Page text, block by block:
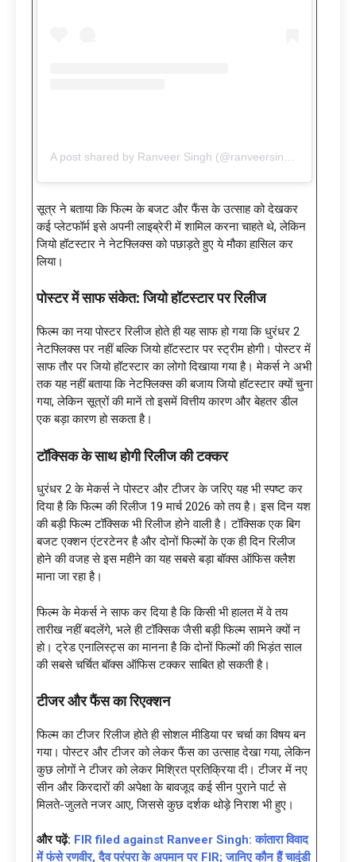
A post shared by Ranveer Singh (@ranveersingh)
सूत्र ने बताया कि फिल्म के बजट और फैंस के उत्साह को देखकर
कई प्लेटफॉर्म इसे अपनी लाइब्रेरी में शामिल करना चाहते थे, लेकिन
जियो हॉटस्टार ने नेटफ्लिक्स को पछाड़ते हुए ये मौका हासिल कर
लिया।
पोस्टर में साफ संकेत: जियो हॉटस्टार पर रिलीज
फिल्म का नया पोस्टर रिलीज होते ही यह साफ हो गया कि धुरंधर 2
नेटफ्लिक्स पर नहीं बल्कि जियो हॉटस्टार पर स्ट्रीम होगी। पोस्टर में
साफ तौर पर जियो हॉटस्टार का लोगो दिखाया गया है। मेकर्स ने अभी
तक यह नहीं बताया कि नेटफ्लिक्स की बजाय जियो हॉटस्टार क्यों चुना
गया, लेकिन सूत्रों की मानें तो इसमें वित्तीय कारण और बेहतर डील
एक बड़ा कारण हो सकता है।
टॉक्सिक के साथ होगी रिलीज की टक्कर
धुरंधर 2 के मेकर्स ने पोस्टर और टीजर के जरिए यह भी स्पष्ट कर
दिया है कि फिल्म की रिलीज 19 मार्च 2026 को तय है। इस दिन यश
की बड़ी फिल्म टॉक्सिक भी रिलीज होने वाली है। टॉक्सिक एक बिग
बजट एक्शन एंटरटेनर है और दोनों फिल्मों के एक ही दिन रिलीज
होने की वजह से इस महीने का यह सबसे बड़ा बॉक्स ऑफिस क्लैश
माना जा रहा है।
फिल्म के मेकर्स ने साफ कर दिया है कि किसी भी हालत में वे तय
तारीख नहीं बदलेंगे, भले ही टॉक्सिक जैसी बड़ी फिल्म सामने क्यों न
हो। ट्रेड एनालिस्ट्स का मानना है कि दोनों फिल्मों की भिड़ंत साल
की सबसे चर्चित बॉक्स ऑफिस टक्कर साबित हो सकती है।
टीजर और फैंस का रिएक्शन
फिल्म का टीजर रिलीज होते ही सोशल मीडिया पर चर्चा का विषय बन
गया। पोस्टर और टीजर को लेकर फैंस का उत्साह देखा गया, लेकिन
कुछ लोगों ने टीजर को लेकर मिश्रित प्रतिक्रिया दी। टीजर में नए
सीन और किरदारों की अपेक्षा के बावजूद कई सीन पुराने पार्ट से
मिलते-जुलते नजर आए, जिससे कुछ दर्शक थोड़े निराश भी हुए।
और पढ़ें: FIR filed against Ranveer Singh: कांतारा विवाद
में फंसे रणवीर, दैव परंपरा के अपमान पर FIR; जानिए कौन हैं चावुंडी